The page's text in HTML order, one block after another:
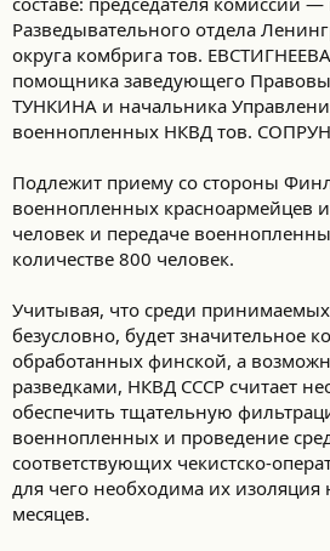
Разведывательного отдела
округа комбрига тов.
помощника заведующего
ТУНКИНА и начальника
военнопленных НКВД тов.
Подлежит приему со стороны
военнопленных красноармейцев
человек и передаче
количестве 800 человек.
Учитывая, что среди
безусловно, будет значительное
обработанных финской, а
разведками, НКВД СССР считает
обеспечить тщательную
военнопленных и проведение
соответствующих чекистско-
для чего необходима их
месяцев.